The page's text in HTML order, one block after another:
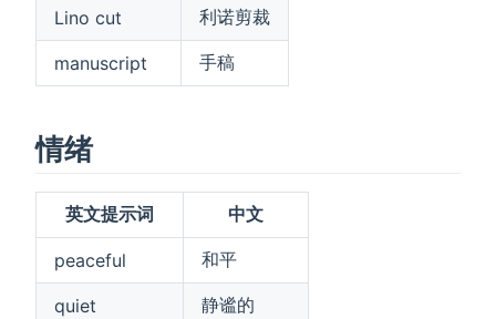
Lino cut 利诺剪裁
manuscript 手稿
情绪
英文提示词 中文
peaceful 和平
quiet 静谧的